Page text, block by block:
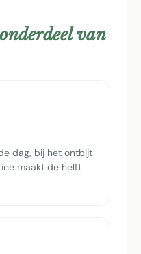
onderdeel van
dag, bij het ontbijt
maakt de helft